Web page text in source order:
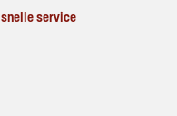
snelle service